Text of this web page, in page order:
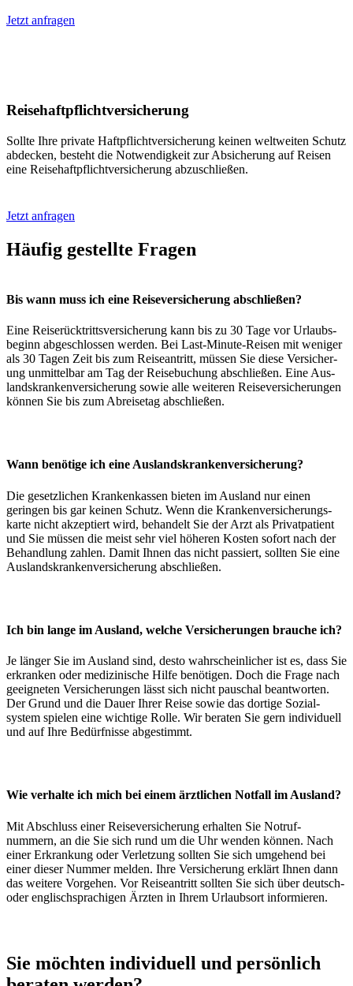
Jetzt anfragen
Reise­haftpflicht­versicherung
Sollte Ihre private Haft­pflicht­ver­sicher­ung keinen welt­weiten Schutz
ab­decken, be­steht die Not­wendig­keit zur Ab­sicherung auf Reisen
eine Reise­haft­pflicht­ver­sicher­ung ab­zuschließen.
Jetzt anfragen
Häufig gestellte Fragen
Bis wann muss ich eine Reise­versicherung abschließen?
Eine Reise­rück­tritts­ver­sicher­ung kann bis zu 30 Tage vor Urlaubs­
beginn ab­ge­schlossen werden. Bei Last-Minute-Reisen mit weniger
als 30 Tagen Zeit bis zum Reise­antritt, müssen Sie diese Ver­sicher­
ung un­mittel­bar am Tag der Reise­buchung ab­schließen. Eine Aus­
lands­kranken­ver­sicher­ung sowie alle weiteren Reise­ver­sicher­ungen
können Sie bis zum Ab­reise­tag ab­schließen.
Wann benötige ich eine Auslands­kranken­versicherung?
Die gesetz­lichen Kranken­kassen bieten im Aus­land nur einen
geringen bis gar keinen Schutz. Wenn die Kranken­ver­sicher­ungs­
karte nicht akzeptiert wird, be­handelt Sie der Arzt als Privat­patient
und Sie müssen die meist sehr viel höheren Kosten sofort nach der
Be­hand­lung zahlen. Damit Ihnen das nicht passiert, sollten Sie eine
Aus­lands­kranken­ver­sicherung ab­schließen.
Ich bin lange im Ausland, welche Versicherungen brauche ich?
Je länger Sie im Aus­land sind, desto wahr­schein­licher ist es, dass Sie
er­kranken oder medizinische Hilfe be­nötigen. Doch die Frage nach
ge­eig­neten Ver­sicher­ungen lässt sich nicht pauschal be­ant­worten.
Der Grund und die Dauer Ihrer Reise sowie das dortige Sozial­
system spielen eine wichtige Rolle. Wir beraten Sie gern individuell
und auf Ihre Be­dürfnisse abgestimmt.
Wie verhalte ich mich bei einem ärztlichen Notfall im Ausland?
Mit Abschluss einer Reise­ver­sicher­ung erhalten Sie Not­ruf­
nummern, an die Sie sich rund um die Uhr wenden können. Nach
einer Er­krank­ung oder Ver­letz­ung sollten Sie sich um­gehend bei
einer dieser Nummer melden. Ihre Ver­sicher­ung erklärt Ihnen dann
das weitere Vor­gehen. Vor Reise­antritt sollten Sie sich über deutsch-
oder englisch­sprachigen Ärzten in Ihrem Urlaubs­ort informieren.
Sie möchten individuell und persönlich